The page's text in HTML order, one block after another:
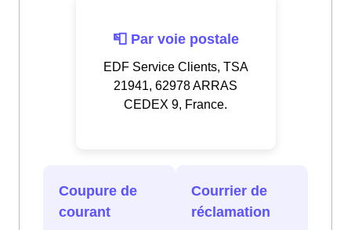
📮 Par voie postale
EDF Service Clients, TSA
21941, 62978 ARRAS
CEDEX 9, France.
Coupure de
courant
Courrier de
réclamation